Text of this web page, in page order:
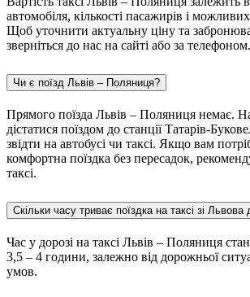
автомобіля, кількості пасажирів і
Щоб уточнити актуальну ціну та
зверніться до нас на сайті або за телефоном.
Чи є поїзд Львів – Поляниця?
Прямого поїзда Львів – Поляниця немає.
дістатися поїздом до станції Татарів-
звідти на автобусі чи таксі. Якщо вам
комфортна поїздка без пересадок,
таксі.
Скільки часу триває поїздка на таксі зі Львова
Час у дорозі на таксі Львів – Поляниця
3,5 – 4 години, залежно від дорожньої
умов.